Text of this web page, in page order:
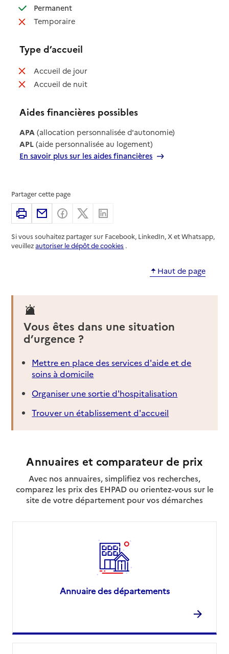
Permanent: disponible
Temporaire: non disponible
Type d’accueil
Accueil de jour: non disponible
Accueil de nuit: non disponible
Aides financières possibles
APA (allocation personnalisée d'autonomie)
APL (aide personnalisée au logement)
En savoir plus sur les aides financières
Partager cette page
ImprimerPartager par email
Partager sur Facebook
Partager sur X
Si vous souhaitez partager sur Facebook, LinkedIn, X et Whatsapp,
veuillezautoriser le dépôt de cookies .
Haut de page
Vous êtes dans une situation
d’urgence ?
Mettre en place des services d'aide et de
soins à domicile
Organiser une sortie d'hospitalisation
Trouver un établissement d'accueil
Annuaires et comparateur de prix
Avec nos annuaires, simplifiez vos recherches,
comparez les prix des EHPAD ou orientez-vous sur le
site de votre département pour vos démarches
Annuaire des départements